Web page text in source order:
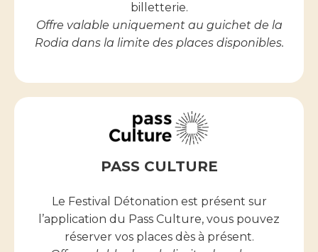
billetterie.
Offre valable uniquement au guichet de la
Rodia dans la limite des places disponibles.
PASS CULTURE
Le Festival Détonation est présent sur
l’application du Pass Culture, vous pouvez
réserver vos places dès à présent.